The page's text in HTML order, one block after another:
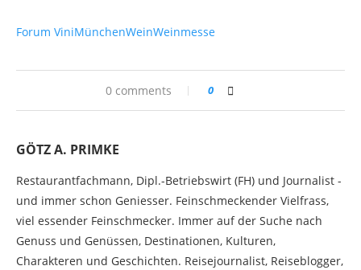
Forum ViniMünchenWeinWeinmesse
0 comments 0
GÖTZ A. PRIMKE
Restaurantfachmann, Dipl.-Betriebswirt (FH) und Journalist -
und immer schon Geniesser. Feinschmeckender Vielfrass,
viel essender Feinschmecker. Immer auf der Suche nach
Genuss und Genüssen, Destinationen, Kulturen,
Charakteren und Geschichten. Reisejournalist, Reiseblogger,